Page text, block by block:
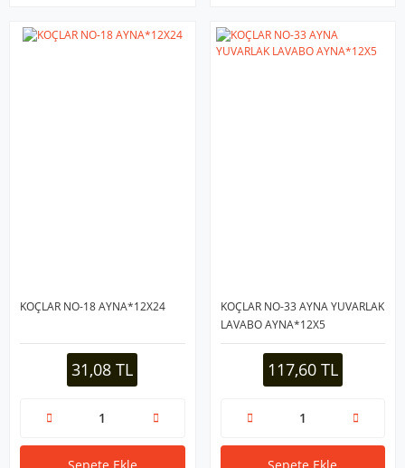
KOÇLAR NO-18 AYNA*12X24
31,08 TL
KOÇLAR NO-33 AYNA YUVARLAK
LAVABO AYNA*12X5
117,60 TL